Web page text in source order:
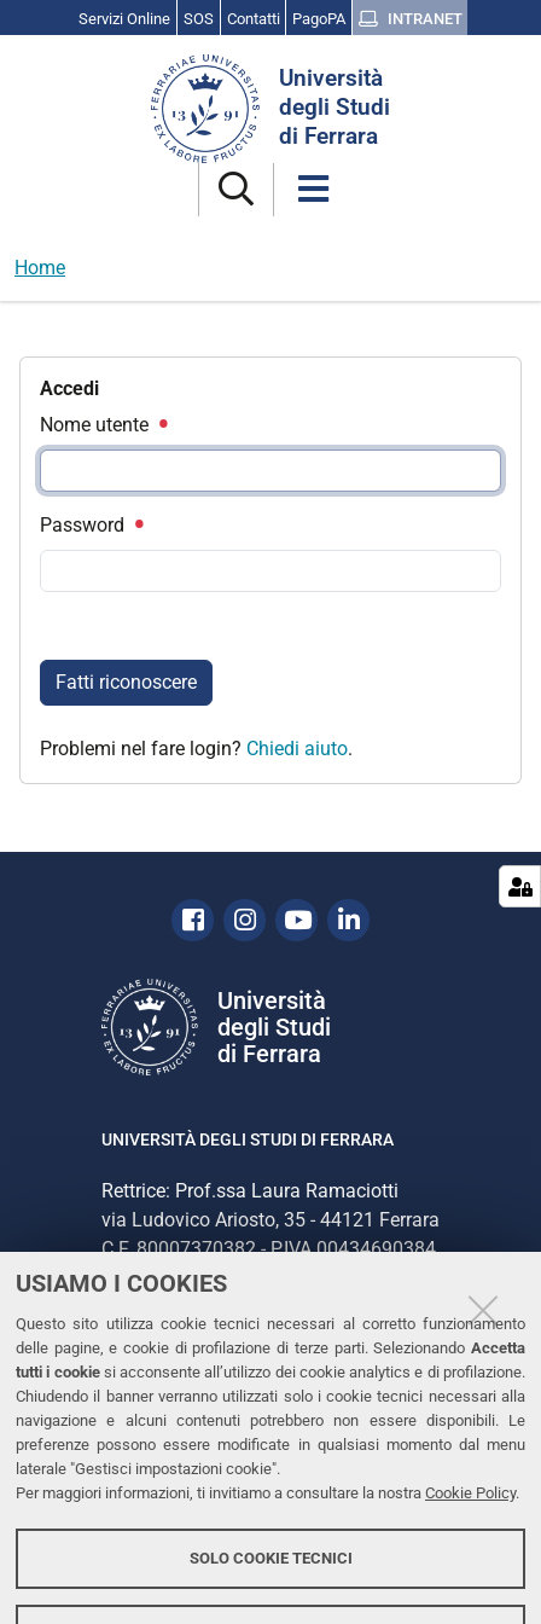
USIAMO I COOKIES
Questo sito utilizza cookie tecnici necessari al corretto funzionamento
delle pagine, e cookie di profilazione di terze parti. Selezionando Accetta
tutti i cookiesi acconsente all’utilizzo dei cookie analytics e di profilazione.
Chiudendo il banner verranno utilizzati solo i cookie tecnici necessari alla
navigazione e alcuni contenuti potrebbero non essere disponibili. Le
preferenze possono essere modificate in qualsiasi momento dal menu
laterale "Gestisci impostazioni cookie".
Per maggiori informazioni, ti invitiamo a consultare la nostra Cookie Policy.
SOLO COOKIE TECNICI
Servizi Online SOS Contatti PagoPA INTRANET
Università
degli Studi
di Ferrara
Home
Accedi
Nome utente
Password
Fatti riconoscere
Problemi nel fare login? Chiedi aiuto.
Facebook
Instagram
YoutubeLinkedin
Università
degli Studi
di Ferrara
UNIVERSITÀ DEGLI STUDI DI FERRARA
Rettrice: Prof.ssa Laura Ramaciotti
via Ludovico Ariosto, 35 - 44121 Ferrara
C.F. 80007370382 - P.IVA 00434690384
CONTATTI
Tel. +39 0532 293111
Fax. +39 0532 293031
PEC
LINKS
Accessibilità
Protezione dati personali